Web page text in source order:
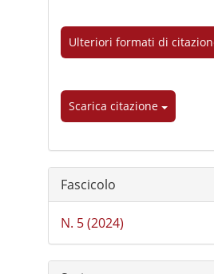
Ulteriori formati di
Scarica citazione
Fascicolo
N. 5 (2024)